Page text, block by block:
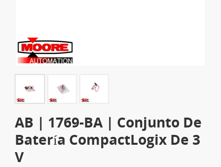
AB | 1769-BA | Conjunto De
Batería CompactLogix De 3
V